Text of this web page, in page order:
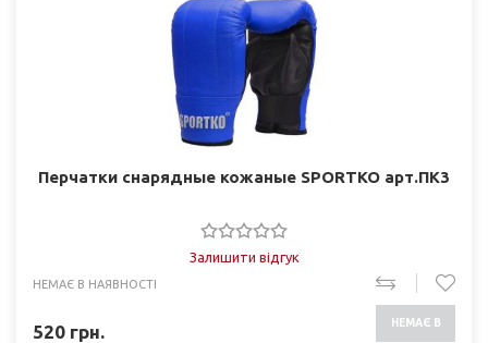
Перчатки снарядные кожаные SPORTKO арт.ПК3
Залишити відгук
НЕМАЄ В НАЯВНОСТІ
520 грн. НЕМАЄ В